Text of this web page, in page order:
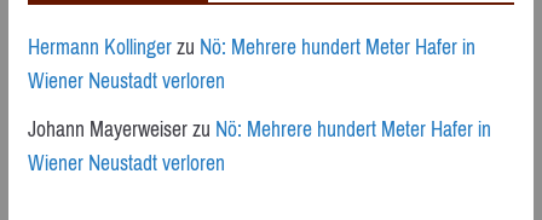
Hermann KollingerzuNö: Mehrere hundert Meter Hafer in
Wiener Neustadt verloren
Johann MayerweiserzuNö: Mehrere hundert Meter Hafer in
Wiener Neustadt verloren